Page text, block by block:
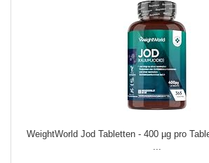
WeightWorld Jod Tabletten - 400 µg pro